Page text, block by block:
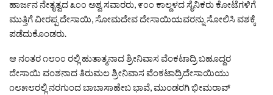
ಹಾರ್ಜನ ನೇತೃತ್ವದ ೩೦೦ ಅಶ್ವ ಸವಾರರು, ೯೦೦ ಕಾಲ್ದಳದ ಸೈನಿಕರು ಕೋಟೆಗಳಿಗೆ
ಮುತ್ತಿಗೆ ವೀರಪ್ಪ ದೇಸಾಯಿ, ಸೋಮದೇವ ದೇಸಾಯಿಯವರನ್ನು ಸೋಲಿಸಿ ವಶಕ್ಕೆ
ಪಡೆದುಕೊಂಡರು.
ಆ ನಂತರ ೧೮೦೦ ರಲ್ಲಿ ಹುತಾತ್ಮನಾದ ಶ್ರೀನಿವಾಸ ವೆಂಕಟಾದ್ರಿ ಬಹೂದ್ದರ
ದೇಸಾಯಿ ವಂಶನಾದ ತಿರುಮಲ ಶ್ರೀನಿವಾಸ ವೆಂಕಟಾದ್ರಿದೇಸಾಯಿಯು
೧೮೫೮ರಲ್ಲಿ ನರಗುಂದ ಬಾಬಾಸಾಹೇಬ ಭಾವೆ, ಮುಂಡರಗಿ ಭೀಮರಾವ್